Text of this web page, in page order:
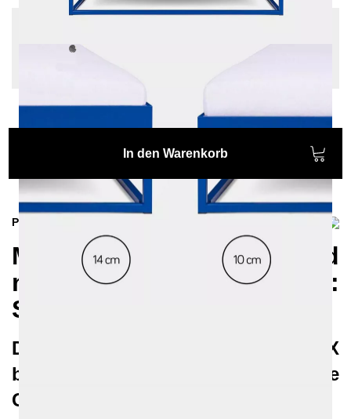
In den Warenkorb
Produktinformationen
Modernes und
nachhaltiges Metallbett:
SIMPLEX
Das geradlinige Metallbett SIMPLEX
bietet vielfältige
Gestaltungsmöglichkeiten